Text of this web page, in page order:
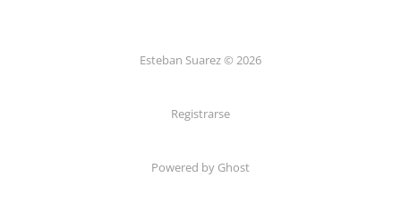
Esteban Suarez © 2026
Registrarse
Powered by Ghost